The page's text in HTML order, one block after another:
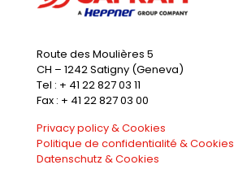
Route des Moulières 5
CH – 1242 Satigny (Geneva)
Tel : + 41 22 827 03 11
Fax : + 41 22 827 03 00
Privacy policy & Cookies
Politique de confidentialité & Cookies
Datenschutz & Cookies